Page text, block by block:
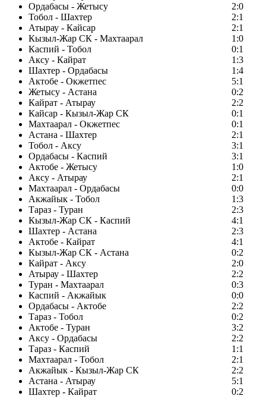
Ордабасы - Жетысу
2:0
Тобол - Шахтер
2:1
Атырау - Кайсар
2:1
Кызыл-Жар СК - Махтаарал
1:0
Каспий - Тобол
0:1
Аксу - Кайрат
1:3
Шахтер - Ордабасы
1:4
Актобе - Окжетпес
5:1
Жетысу - Астана
0:2
Кайрат - Атырау
2:2
Кайсар - Кызыл-Жар СК
0:1
Махтаарал - Окжетпес
0:1
Астана - Шахтер
2:1
Тобол - Аксу
3:1
Ордабасы - Каспий
3:1
Актобе - Жетысу
1:0
Аксу - Атырау
2:1
Махтаарал - Ордабасы
0:0
Акжайык - Тобол
1:3
Тараз - Туран
2:3
Кызыл-Жар СК - Каспий
4:1
Шахтер - Астана
2:3
Актобе - Кайрат
4:1
Кызыл-Жар СК - Астана
0:2
Кайрат - Аксу
2:0
Атырау - Шахтер
2:2
Туран - Махтаарал
0:3
Каспий - Акжайык
0:0
Ордабасы - Актобе
2:2
Тараз - Тобол
0:2
Актобе - Туран
3:2
Аксу - Ордабасы
2:2
Тараз - Каспий
1:1
Махтаарал - Тобол
2:1
Акжайык - Кызыл-Жар СК
2:2
Астана - Атырау
5:1
Шахтер - Кайрат
0:2